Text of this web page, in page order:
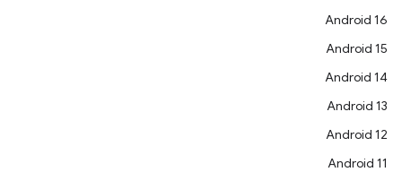
Android 16
Android 15
Android 14
Android 13
Android 12
Android 11